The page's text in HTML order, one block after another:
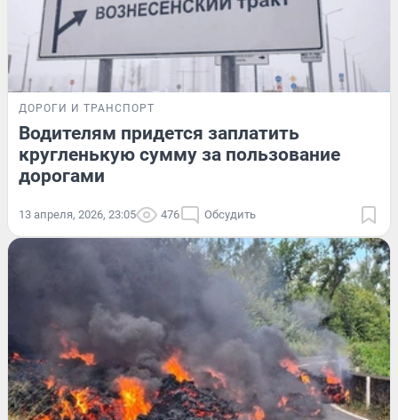
ДОРОГИ И ТРАНСПОРТ
Водителям придется заплатить
кругленькую сумму за пользование
дорогами
13 апреля, 2026, 23:05 476 Обсудить